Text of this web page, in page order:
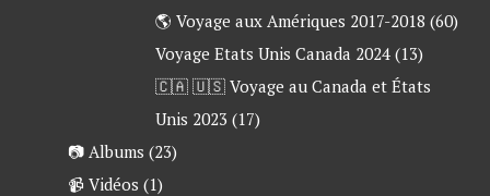
🌎 Voyage aux Amériques 2017-2018 (60)
Voyage Etats Unis Canada 2024 (13)
🇨🇦 🇺🇸 Voyage au Canada et États
Unis 2023 (17)
📷 Albums (23)
📹 Vidéos (1)